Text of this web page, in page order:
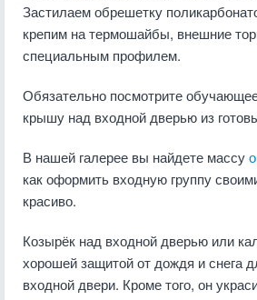
Застилаем обрешетку
крепим на термошайбы, внешние
специальным профилем.
Обязательно посмотрите
крышу над входной дверью из
В нашей галерее вы найдете массу
как оформить входную группу
красиво.
Козырёк над входной дверью или
хорошей защитой от дождя и снега
входной двери. Кроме того, он